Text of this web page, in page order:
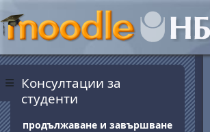
Side panel
Blocks
Консултации за
студенти
продължаване и завършване